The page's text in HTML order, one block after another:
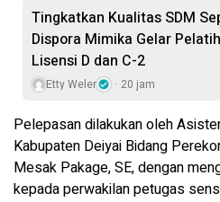
Tingkatkan Kualitas SDM
Dispora Mimika Gelar
Lisensi D dan C-2
Etty Weler 20 jam
Pelepasan dilakukan oleh
Kabupaten Deiyai Bidang
Mesak Pakage, SE, dengan
kepada perwakilan petugas